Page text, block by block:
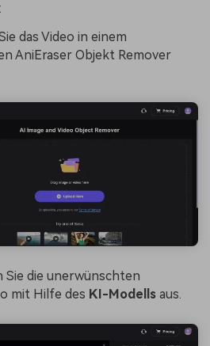
das Video in einem
AniEraser Objekt Remover
Sie die unerwünschten
mit Hilfe des KI-Modells aus.